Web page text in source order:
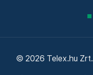
© 2026 Telex.hu Zrt.